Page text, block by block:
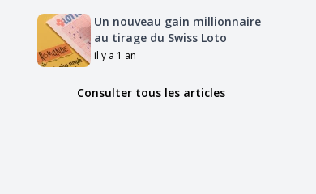
Un nouveau gain millionnaire
au tirage du Swiss Loto
il y a 1 an
Consulter tous les articles